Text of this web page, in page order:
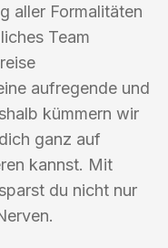
aller Formalitäten
Team
aufregende und
kümmern wir
ganz auf
kannst. Mit
du nicht nur